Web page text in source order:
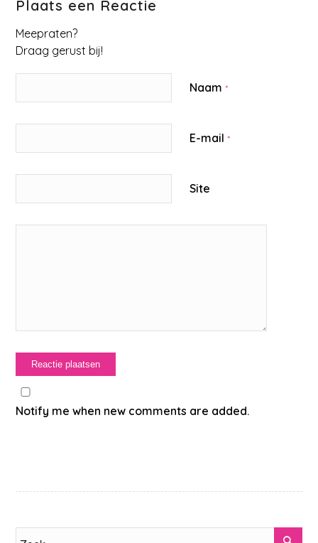
Plaats een Reactie
Meepraten?
Draag gerust bij!
Naam*
E-mail*
Site
Notify me when new comments are added.